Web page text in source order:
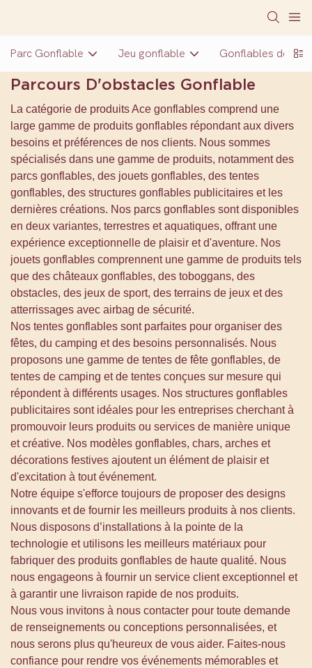
Parc Gonflable Jeu gonflable Gonflables de
Parcours D'obstacles Gonflable
La catégorie de produits Ace gonflables comprend une
large gamme de produits gonflables répondant aux divers
besoins et préférences de nos clients. Nous sommes
spécialisés dans une gamme de produits, notamment des
parcs gonflables, des jouets gonflables, des tentes
gonflables, des structures gonflables publicitaires et les
dernières créations. Nos parcs gonflables sont disponibles
en deux variantes, terrestres et aquatiques, offrant une
expérience exceptionnelle de plaisir et d'aventure. Nos
jouets gonflables comprennent une gamme de produits tels
que des châteaux gonflables, des toboggans, des
obstacles, des jeux de sport, des terrains de jeux et des
atterrissages avec airbag de sécurité.
Nos tentes gonflables sont parfaites pour organiser des
fêtes, du camping et des besoins personnalisés. Nous
proposons une gamme de tentes de fête gonflables, de
tentes de camping et de tentes conçues sur mesure qui
répondent à différents usages. Nos structures gonflables
publicitaires sont idéales pour les entreprises cherchant à
promouvoir leurs produits ou services de manière unique
et créative. Nos modèles gonflables, chars, arches et
décorations festives ajoutent un élément de plaisir et
d'excitation à tout événement.
Notre équipe s'efforce toujours de proposer des designs
innovants et de fournir les meilleurs produits à nos clients.
Nous disposons d’installations à la pointe de la
technologie et utilisons les meilleurs matériaux pour
fabriquer des produits gonflables de haute qualité. Nous
nous engageons à fournir un service client exceptionnel et
à garantir une livraison rapide de nos produits.
Nous vous invitons à nous contacter pour toute demande
de renseignements ou conceptions personnalisées, et
nous serons plus qu'heureux de vous aider. Faites-nous
confiance pour rendre vos événements mémorables et